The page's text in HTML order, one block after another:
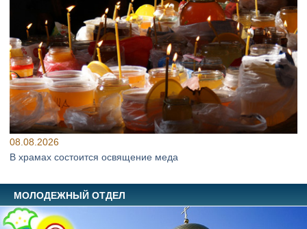
08.08.2026
В храмах состоится освящение меда
МОЛОДЕЖНЫЙ ОТДЕЛ